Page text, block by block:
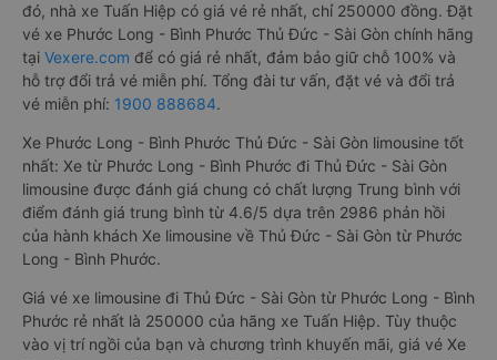
đó, nhà xe Tuấn Hiệp có giá vé rẻ nhất, chỉ 250000 đồng. Đặt
vé xe Phước Long - Bình Phước Thủ Đức - Sài Gòn chính hãng
tại Vexere.com để có giá rẻ nhất, đảm bảo giữ chỗ 100% và
hỗ trợ đổi trả vé miễn phí. Tổng đài tư vấn, đặt vé và đổi trả
vé miễn phí: 1900 888684.
Xe Phước Long - Bình Phước Thủ Đức - Sài Gòn limousine tốt
nhất: Xe từ Phước Long - Bình Phước đi Thủ Đức - Sài Gòn
limousine được đánh giá chung có chất lượng Trung bình với
điểm đánh giá trung bình từ 4.6/5 dựa trên 2986 phản hồi
của hành khách Xe limousine về Thủ Đức - Sài Gòn từ Phước
Long - Bình Phước.
Giá vé xe limousine đi Thủ Đức - Sài Gòn từ Phước Long - Bình
Phước rẻ nhất là 250000 của hãng xe Tuấn Hiệp. Tùy thuộc
vào vị trí ngồi của bạn và chương trình khuyến mãi, giá vé Xe